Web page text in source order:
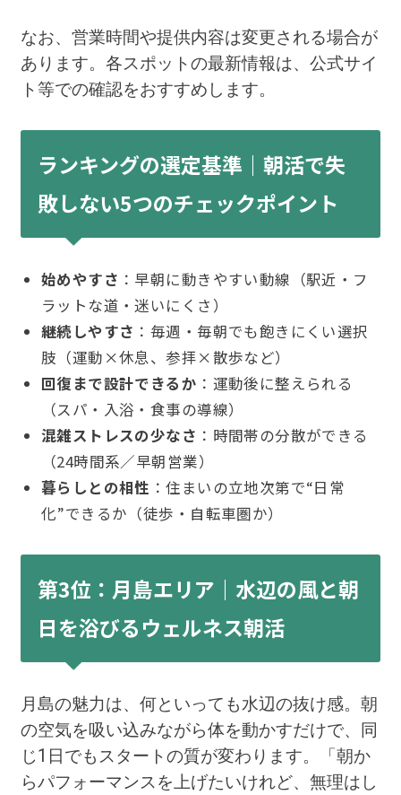
なお、営業時間や提供内容は変更される場合が
あります。各スポットの最新情報は、公式サイ
ト等での確認をおすすめします。
ランキングの選定基準｜朝活で失
敗しない5つのチェックポイント
始めやすさ ：早朝に動きやすい動線（駅近・フ
ラットな道・迷いにくさ）
継続しやすさ ：毎週・毎朝でも飽きにくい選択
肢（運動×休息、参拝×散歩など）
回復まで設計できるか ：運動後に整えられる
（スパ・入浴・食事の導線）
混雑ストレスの少なさ ：時間帯の分散ができる
（24時間系／早朝営業）
暮らしとの相性 ：住まいの立地次第で“日常
化”できるか（徒歩・自転車圏か）
第3位：月島エリア｜水辺の風と朝
日を浴びるウェルネス朝活
月島の魅力は、何といっても水辺の抜け感。朝
の空気を吸い込みながら体を動かすだけで、同
じ1日でもスタートの質が変わります。「朝か
らパフォーマンスを上げたいけれど、無理はし